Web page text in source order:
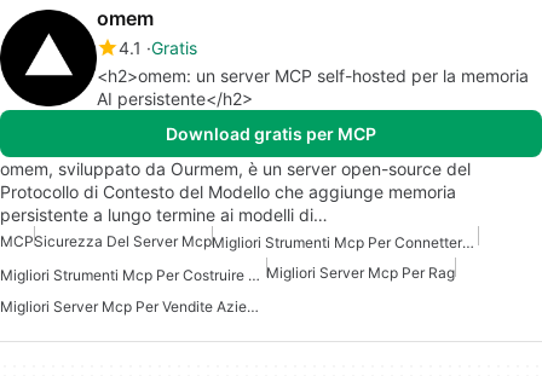
omem
4.1 Gratis
<h2>omem: un server MCP self-hosted per la memoria
AI persistente</h2>
Download gratis per MCP
omem, sviluppato da Ourmem, è un server open-source del
Protocollo di Contesto del Modello che aggiunge memoria
persistente a lungo termine ai modelli di…
MCPSicurezza Del Server Mcp
Migliori Strumenti Mcp Per Connettersi Ai Dati
Migliori Strumenti Mcp Per Costruire Agenti Ai Migliori Server Mcp Per Rag
Migliori Server Mcp Per Vendite Aziendali Marketing